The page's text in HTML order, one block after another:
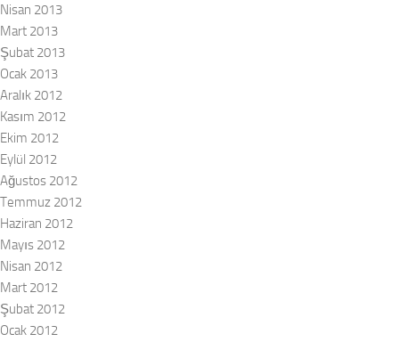
Nisan 2013
Mart 2013
Şubat 2013
Ocak 2013
Aralık 2012
Kasım 2012
Ekim 2012
Eylül 2012
Ağustos 2012
Temmuz 2012
Haziran 2012
Mayıs 2012
Nisan 2012
Mart 2012
Şubat 2012
Ocak 2012